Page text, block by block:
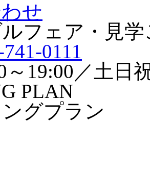
せ
フェア・見
0111
～19:00／土日
PLAN
グプラン